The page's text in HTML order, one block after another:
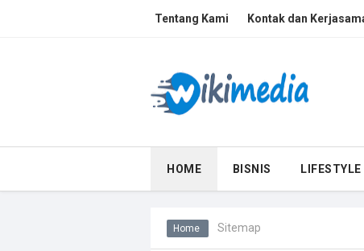
Tentang Kami Kontak dan
HOME BISNIS LIFESTYLE
Home Sitemap